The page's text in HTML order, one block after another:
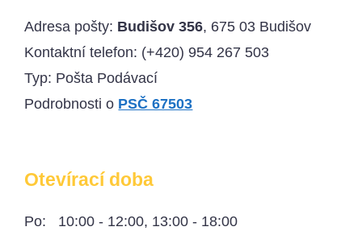
Adresa pošty: Budišov 356, 675 03 Budišov
Kontaktní telefon: (+420) 954 267 503
Typ: Pošta Podávací
Podrobnosti o PSČ 67503
Otevírací doba
Po: 10:00 - 12:00, 13:00 - 18:00